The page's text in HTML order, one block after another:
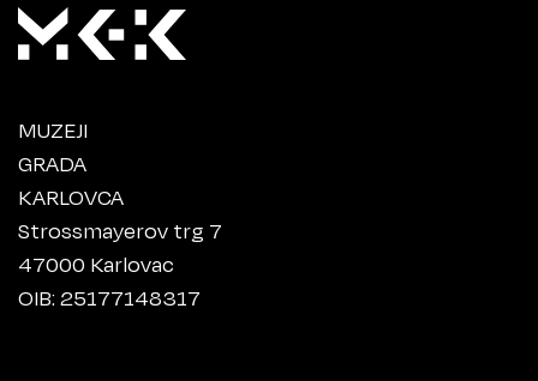
MUZEJI
GRADA
KARLOVCA
Strossmayerov trg 7
47000 Karlovac
OIB: 25177148317